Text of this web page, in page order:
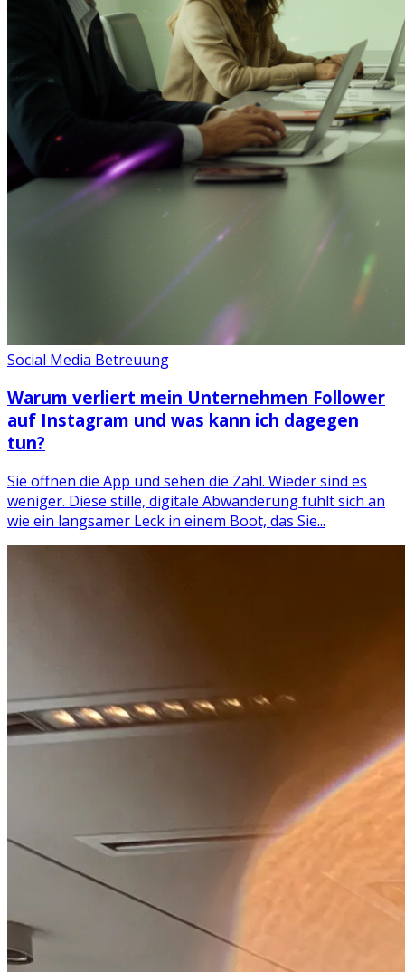
Social Media Betreuung
Warum verliert mein Unternehmen Follower
auf Instagram und was kann ich dagegen
tun?
Sie öffnen die App und sehen die Zahl. Wieder sind es
weniger. Diese stille, digitale Abwanderung fühlt sich an
wie ein langsamer Leck in einem Boot, das Sie...